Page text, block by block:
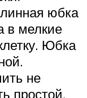
юбка
в мелкие
Юбка
не
простой,